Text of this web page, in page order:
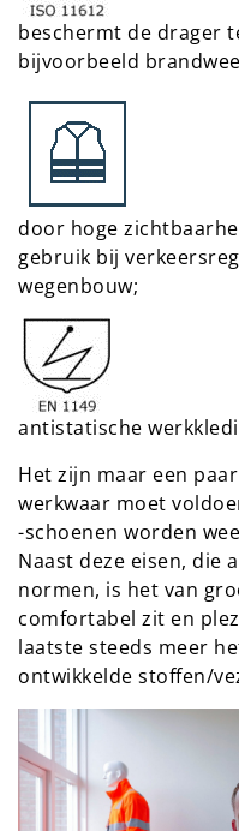
beschermt de drager
bijvoorbeeld
door hoge
gebruik bij
wegenbouw;
antistatische
Het zijn maar een
werkwaar moet
-schoenen worden
Naast deze eisen, die
normen, is het van
comfortabel zit en
laatste steeds meer
ontwikkelde stoffen/